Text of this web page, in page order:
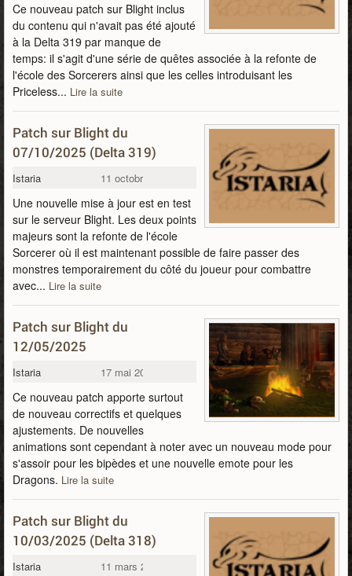
Ce nouveau patch sur Blight inclus
du contenu qui n'avait pas été ajouté
à la Delta 319 par manque de
temps: il s'agit d'une série de quêtes associée à la refonte de
l'école des Sorcerers ainsi que les celles introduisant les
Priceless... Lire la suite
Patch sur Blight du
07/10/2025 (Delta 319)
Istaria 11 octobre 2025
Une nouvelle mise à jour est en test
sur le serveur Blight. Les deux points
majeurs sont la refonte de l'école
Sorcerer où il est maintenant possible de faire passer des
monstres temporairement du côté du joueur pour combattre
avec... Lire la suite
Patch sur Blight du
12/05/2025
Istaria 17 mai 2025
Ce nouveau patch apporte surtout
de nouveau correctifs et quelques
ajustements. De nouvelles
animations sont cependant à noter avec un nouveau mode pour
s'assoir pour les bipèdes et une nouvelle emote pour les
Dragons. Lire la suite
Patch sur Blight du
10/03/2025 (Delta 318)
Istaria 11 mars 2025